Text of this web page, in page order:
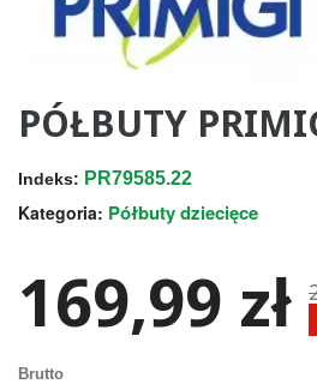
PÓŁBUTY
Indeks: PR79585.22
Kategoria: Półbuty dziecięce
169,99 zł
Brutto